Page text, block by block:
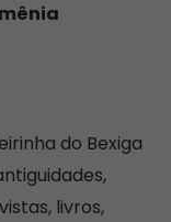
do Bexiga
livros,